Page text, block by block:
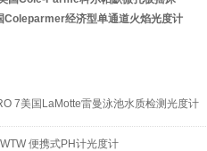
Coleparmer经济型单通道火焰光度计
7美国LaMotte雷曼泳池水质检测光度计
便携式PH计光度计